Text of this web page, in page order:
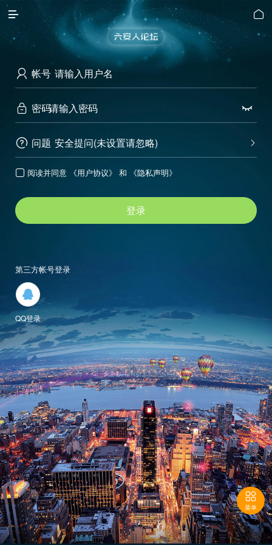
 
 帐号
 密码 
 问题 
安全提问(未设置请忽略)
 阅读并同意 《用户协议》 和 《隐私声明》
登录
第三方帐号登录

QQ登录

菜单